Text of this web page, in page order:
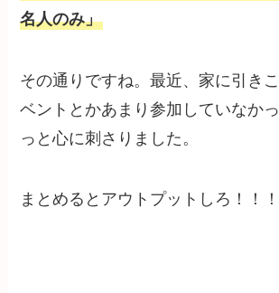
名人のみ」
その通りですね。最近、家に引き
ベントとかあまり参加していなか
っと心に刺さりました。
まとめるとアウトプットしろ！！！